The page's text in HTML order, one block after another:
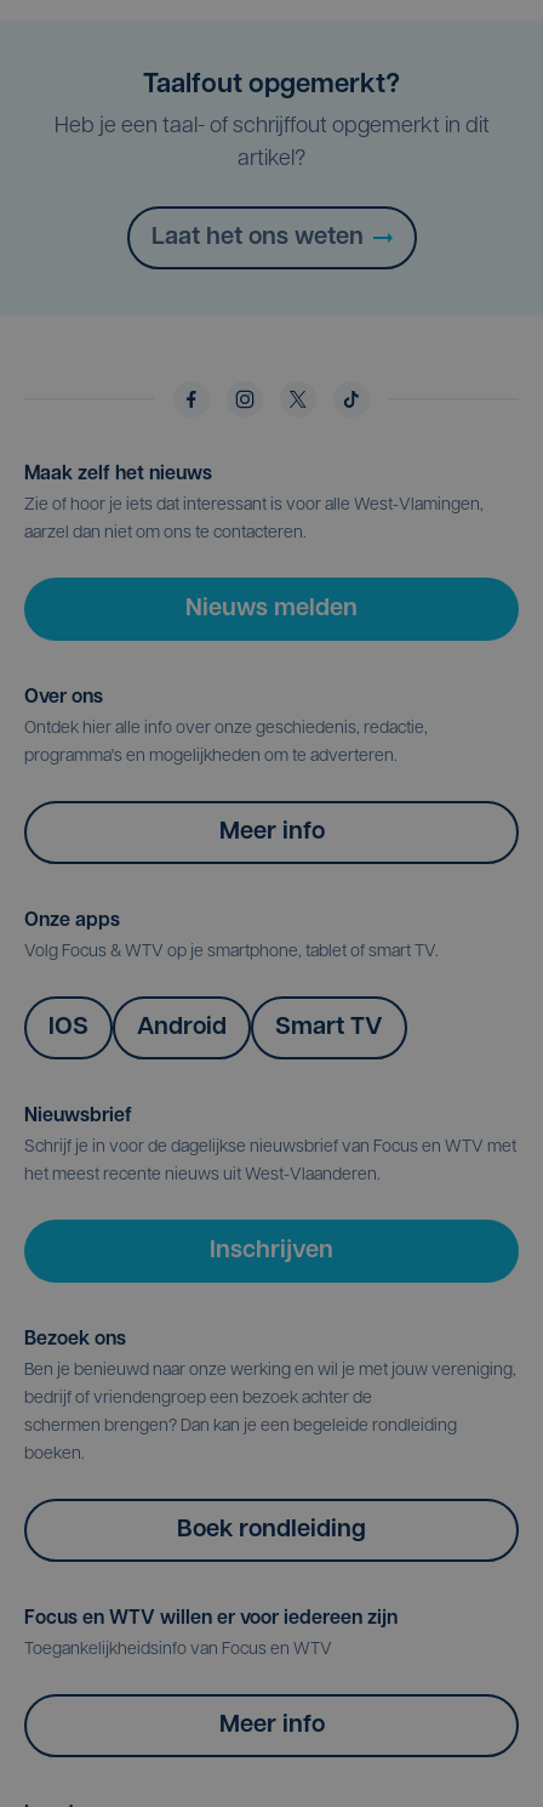
Taalfout opgemerkt?
Heb je een taal- of schrijffout opgemerkt in dit
artikel?
Laat het ons weten
Maak zelf het nieuws
Zie of hoor je iets dat interessant is voor alle West-Vlamingen,
aarzel dan niet om ons te contacteren.
Nieuws melden
Over ons
Ontdek hier alle info over onze geschiedenis, redactie,
programma's en mogelijkheden om te adverteren.
Meer info
Onze apps
Volg Focus & WTV op je smartphone, tablet of smart TV.
IOS Android Smart TV
Nieuwsbrief
Schrijf je in voor de dagelijkse nieuwsbrief van Focus en WTV met
het meest recente nieuws uit West-Vlaanderen.
Inschrijven
Bezoek ons
Ben je benieuwd naar onze werking en wil je met jouw vereniging,
bedrijf of vriendengroep een bezoek achter de
schermen brengen? Dan kan je een begeleide rondleiding
boeken.
Boek rondleiding
Focus en WTV willen er voor iedereen zijn
Toegankelijkheidsinfo van Focus en WTV
Meer info